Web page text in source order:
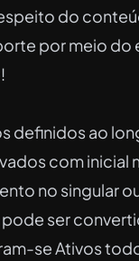
do
por meio do
definidos ao
com inicial
no singular
ser
se Ativos